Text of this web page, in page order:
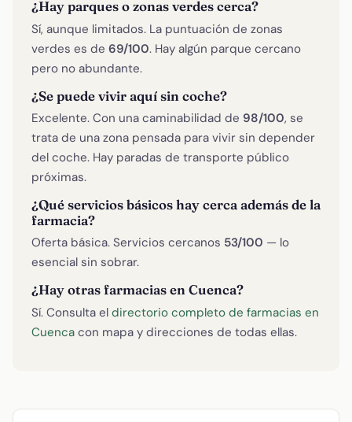
¿Hay parques o zonas verdes cerca?
Sí, aunque limitados. La puntuación de zonas
verdes es de 69/100. Hay algún parque cercano
pero no abundante.
¿Se puede vivir aquí sin coche?
Excelente. Con una caminabilidad de 98/100, se
trata de una zona pensada para vivir sin depender
del coche. Hay paradas de transporte público
próximas.
¿Qué servicios básicos hay cerca además de la
farmacia?
Oferta básica. Servicios cercanos 53/100 — lo
esencial sin sobrar.
¿Hay otras farmacias en Cuenca?
Sí. Consulta el directorio completo de farmacias en
Cuenca con mapa y direcciones de todas ellas.